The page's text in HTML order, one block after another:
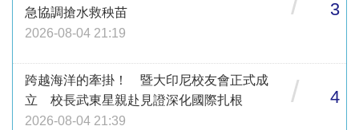
急協調搶水救秧苗
2026-08-04 21:19
3
跨越海洋的牽掛！ 暨大印尼校友會正式成
立 校長武東星親赴見證深化國際扎根
2026-08-04 21:39
/ 4